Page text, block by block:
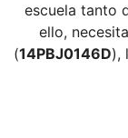
escuela tanto
ello,
(14PBJ0146D),